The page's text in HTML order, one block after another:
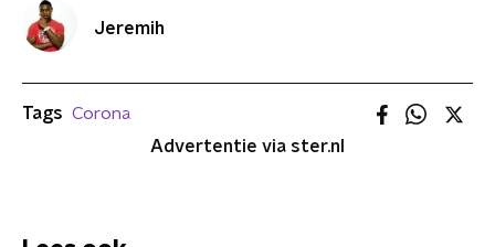
Jeremih
Tags Corona
Advertentie via ster.nl